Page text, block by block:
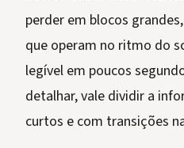
perder em blocos
que operam no ritmo do
legível em poucos
detalhar, vale dividir a
curtos e com transições